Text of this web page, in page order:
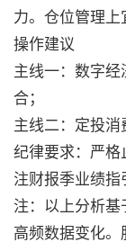
力。仓位管理上
操作建议
主线一：数字经
合；
主线二：定投
纪律要求：严格
注财报季业绩指
注：以上分析
高频数据变化。